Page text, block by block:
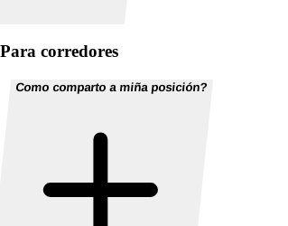
Para corredores
Como comparto a miña posición?